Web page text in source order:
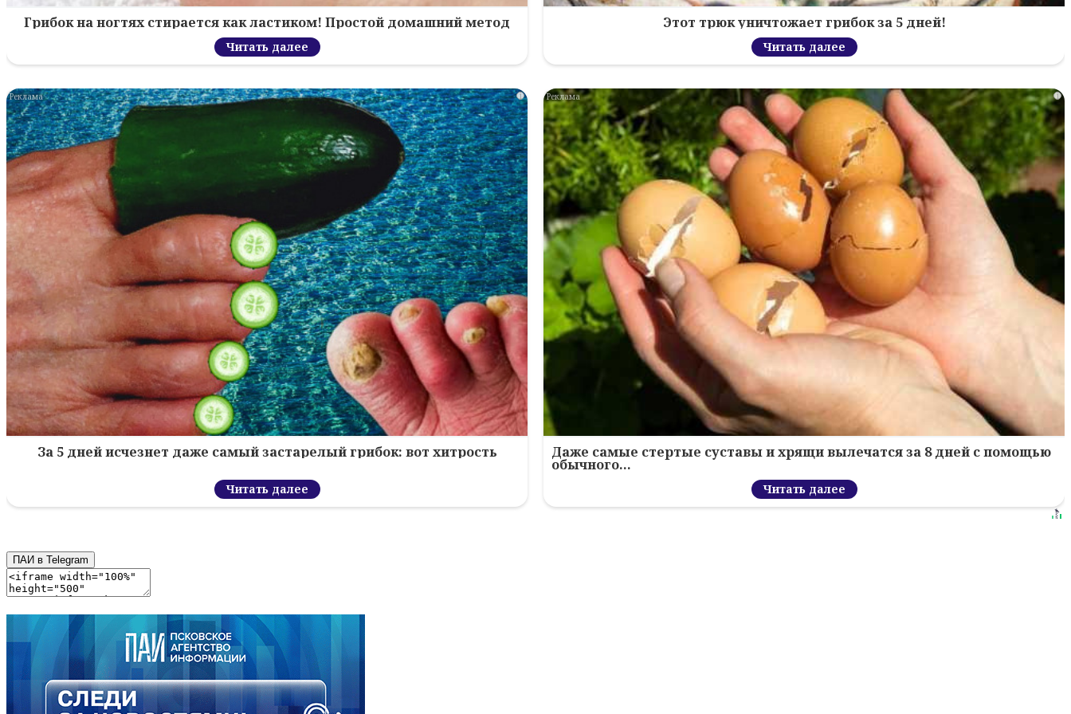
Грибок на ногтях стирается как ластиком! Простой домашний метод
Читать далее
Этот трюк уничтожает грибок за 5 дней!
Читать далее
i
За 5 дней исчезнет даже самый застарелый грибок: вот хитрость
Читать далее
i
Даже самые стертые суставы и хрящи вылечатся за 8 дней с помощью
обычного…
Читать далее
ПАИ в Telegram